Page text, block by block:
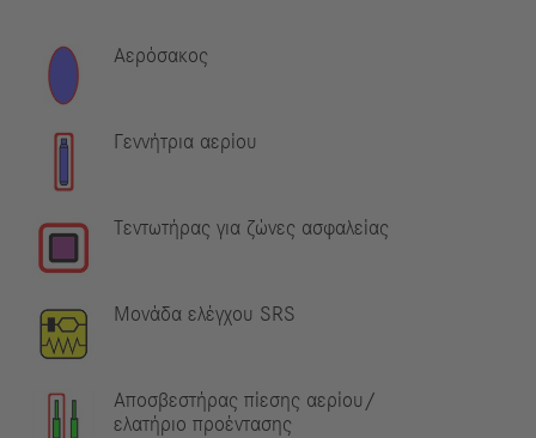
Αερόσακος
Γεννήτρια αερίου
Τεντωτήρας για ζώνες ασφαλείας
Μονάδα ελέγχου SRS
Αποσβεστήρας πίεσης αερίου/
ελατήριο προέντασης